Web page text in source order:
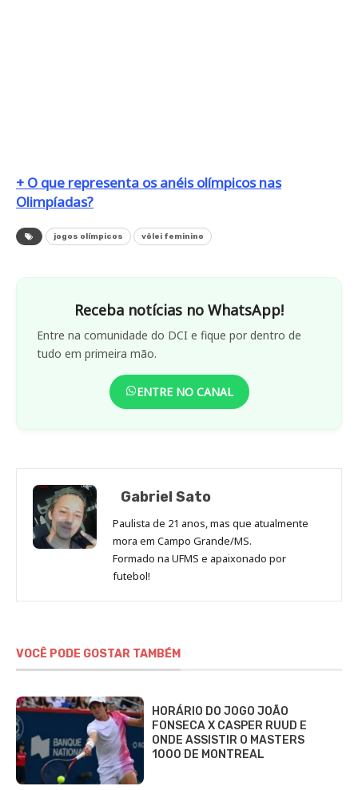
+ O que representa os anéis olímpicos nas
Olimpíadas?
jogos olímpicos vôlei feminino
Receba notícias no WhatsApp!
Entre na comunidade do DCI e fique por dentro de
tudo em primeira mão.
ENTRE NO CANAL
Gabriel Sato
Paulista de 21 anos, mas que atualmente
mora em Campo Grande/MS.
Formado na UFMS e apaixonado por
futebol!
VOCÊ PODE GOSTAR TAMBÉM
HORÁRIO DO JOGO JOÃO
FONSECA X CASPER RUUD E
ONDE ASSISTIR O MASTERS
1000 DE MONTREAL